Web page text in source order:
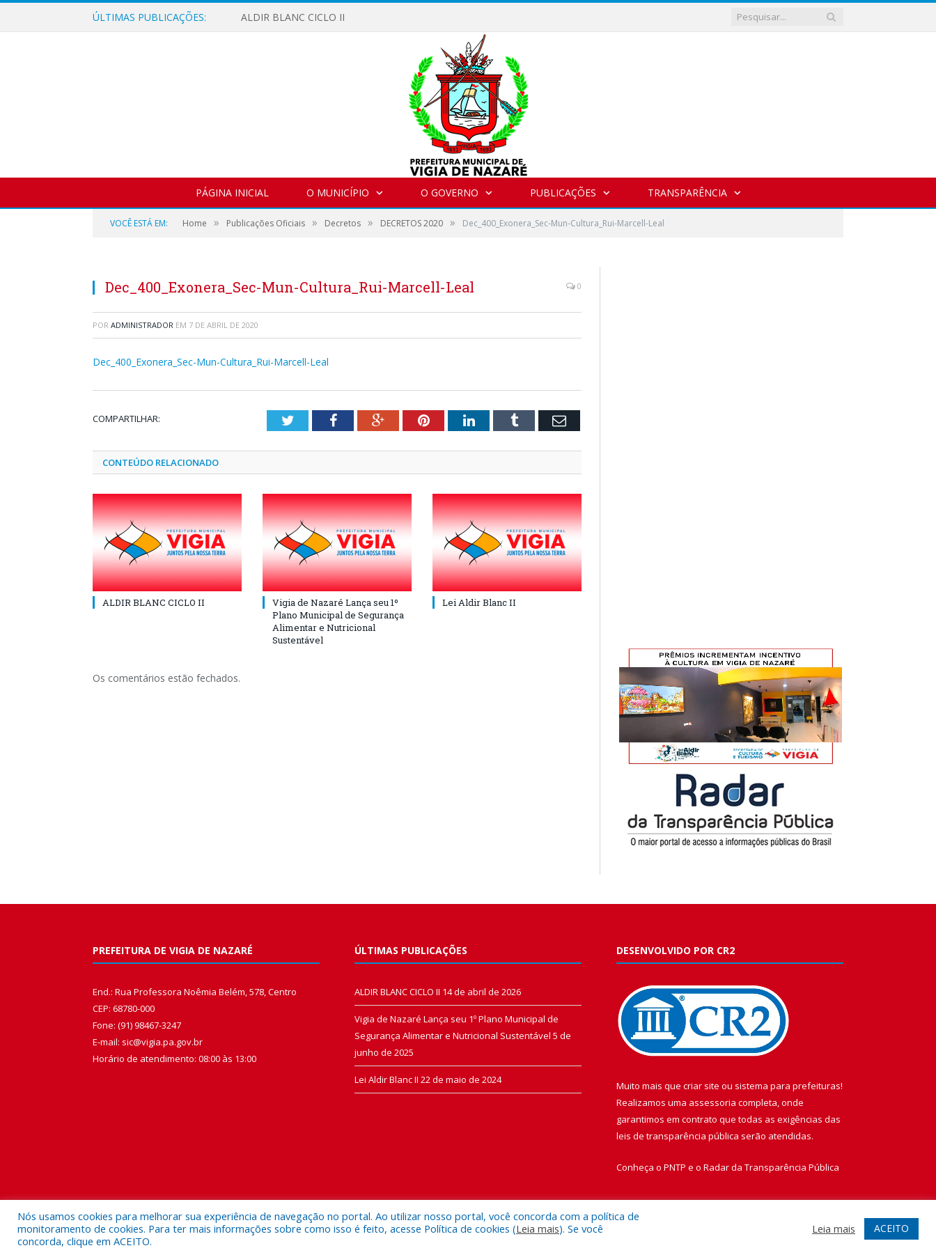
ÚLTIMAS PUBLICAÇÕES: ALDIR BLANC CICLO II
PÁGINA INICIAL O MUNICÍPIO O GOVERNO PUBLICAÇÕES TRANSPARÊNCIA
VOCÊ ESTÁ EM: Home » Publicações Oficiais » Decretos » DECRETOS 2020 » Dec_400_Exonera_Sec-Mun-Cultura_Rui-Marcell-Leal
Dec_400_Exonera_Sec-Mun-Cultura_Rui-Marcell-Leal 0
POR ADMINISTRADOR EM 7 DE ABRIL DE 2020
Dec_400_Exonera_Sec-Mun-Cultura_Rui-Marcell-Leal
COMPARTILHAR: TwitterFacebookGoogle+PinterestLinkedInTumblr Email
CONTEÚDO RELACIONADO
ALDIR BLANC CICLO II
Vigia de Nazaré Lança seu 1º
Plano Municipal de Segurança
Alimentar e Nutricional
Sustentável
Lei Aldir Blanc II
Os comentários estão fechados.
PREFEITURA DE VIGIA DE NAZARÉ
End.: Rua Professora Noêmia Belém, 578, Centro
CEP: 68780-000
Fone: (91) 98467-3247
E-mail: sic@vigia.pa.gov.br
Horário de atendimento: 08:00 às 13:00
ÚLTIMAS PUBLICAÇÕES
ALDIR BLANC CICLO II 14 de abril de 2026
Vigia de Nazaré Lança seu 1º Plano Municipal de
Segurança Alimentar e Nutricional Sustentável 5 de
junho de 2025
Lei Aldir Blanc II 22 de maio de 2024
DESENVOLVIDO POR CR2
Muito mais que criar site ou sistema para prefeituras!
Realizamos uma assessoria completa, onde
garantimos em contrato que todas as exigências das
leis de transparência pública serão atendidas.
Conheça o PNTP e o Radar da Transparência Pública
Todos os direitos reservados a Prefeitura Municipal de Vigia de Nazaré.
Nós usamos cookies para melhorar sua experiência de navegação no portal. Ao utilizar nosso portal, você concorda com a política de
monitoramento de cookies. Para ter mais informações sobre como isso é feito, acesse Política de cookies (Leia mais). Se você
concorda, clique em ACEITO.
Leia mais ACEITO